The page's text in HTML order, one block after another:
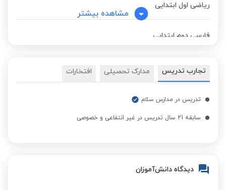
ریاضی اول ابتدایی
فارسی دوم ابتدایی
فارسی سوم ابتدایی
فارسی چهارم ابتدایی
مشاهده بیشتر
تجارب تدریس مدارک تحصیلی افتخارات
تدریس در مدارس سلام
سابقه 21 سال تدریس در غیر انتفاعی و خصوصی
دیدگاه دانش‌آموزان